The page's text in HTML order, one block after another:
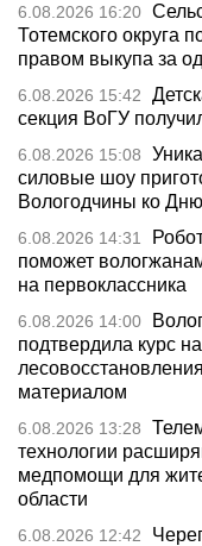
6.08.2026 16:20
Тотемского округа
правом выкупа за
6.08.2026 15:42
секция ВоГУ
6.08.2026 15:08
силовые шоу
Вологодчины ко
6.08.2026 14:31
поможет
на первоклассника
6.08.2026 14:00
подтвердила курс
материалом
6.08.2026 13:28
технологии
медпомощи для
области
6.08.2026 12:42